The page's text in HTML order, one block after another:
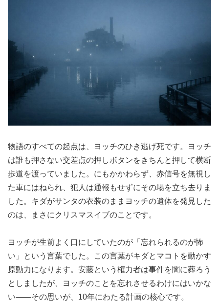
物語のすべての起点は、ヨッチのひき逃げ死です。ヨッチ
は誰も押さない交差点の押しボタンをきちんと押して横断
歩道を渡っていました。にもかかわらず、赤信号を無視し
た車にはねられ、犯人は通報もせずにその場を立ち去りま
した。キダがサンタの衣装のままヨッチの遺体を発見した
のは、まさにクリスマスイブのことです。
ヨッチが生前よく口にしていたのが「忘れられるのが怖
い」という言葉でした。この言葉がキダとマコトを動かす
原動力になります。安藤という権力者は事件を闇に葬ろう
としましたが、ヨッチのことを忘れさせるわけにはいかな
い——その思いが、10年にわたる計画の核心です。